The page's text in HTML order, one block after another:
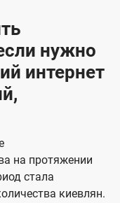
нужно
интернет
на протяжении
стала
киевлян.